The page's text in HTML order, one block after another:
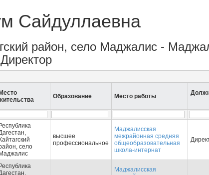
Сайдуллаевна
район, село Маджалис -
Место
Образование Место работы
Республика
Кайтагский
село
Маджалис
высшее
профессиональное
Маджалисская
межрайонная средняя
общеобразовательная
школа-интернат
Республика
Маджалисская